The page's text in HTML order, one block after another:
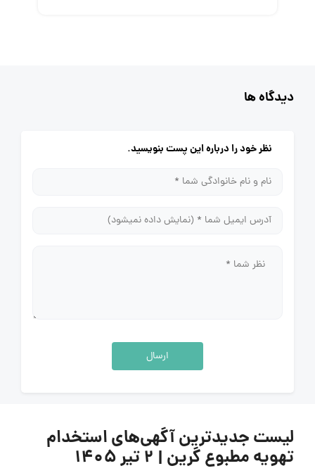
دیدگاه ها
نظر خود را درباره این پست بنویسید.
ارسال
لیست جدیدترین آگهی‌های استخدام
تهویه مطبوع گرین | ۲ تیر ۱۴۰۵